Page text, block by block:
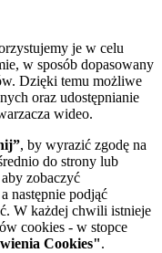
je w celu
w sposób dopasowany
Dzięki temu możliwe
oraz udostępnianie
wideo.
, by wyrazić zgodę na
do strony lub
aby zobaczyć
następnie podjąć
W każdej chwili istnieje
cookies - w stopce
Cookies".